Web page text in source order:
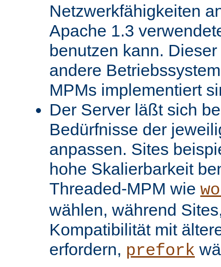
Netzwerkfähigkeiten
Apache 1.3
benutzen kann.
andere
MPMs implementiert
Der Server läßt sich
Bedürfnisse der
anpassen. Sites
hohe Skalierbarkeit
Threaded-MPM wie
wählen, während
Kompatibilität mit
erfordern, prefork